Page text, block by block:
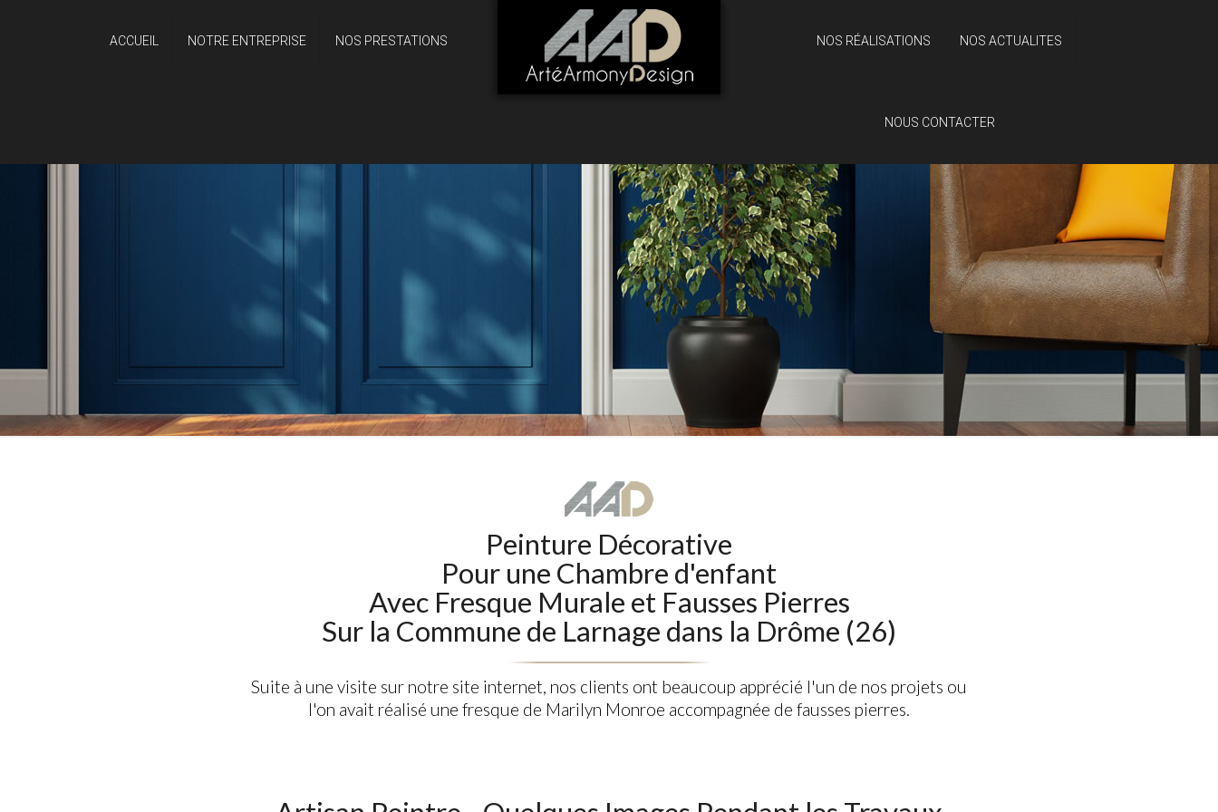
ACCUEIL NOTRE ENTREPRISE NOS PRESTATIONS NOS RÉALISATIONS NOS ACTUALITES
NOUS CONTACTER
Peinture Décorative
Pour une Chambre d'enfant
Avec Fresque Murale et Fausses Pierres
Sur la Commune de Larnage dans la Drôme (26)
Suite à une visite sur notre site internet, nos clients ont beaucoup apprécié l'un de nos projets ou
l'on avait réalisé une fresque de Marilyn Monroe accompagnée de fausses pierres.